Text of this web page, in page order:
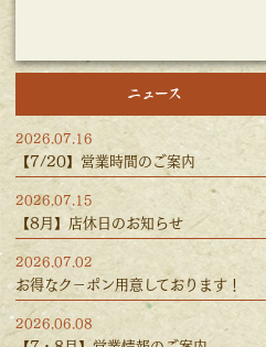
ニュース
2026.07.16
【7/20】営業時間のご案内
2026.07.15
【8月】店休日のお知らせ
2026.07.02
お得なクーポン用意しております！
2026.06.08